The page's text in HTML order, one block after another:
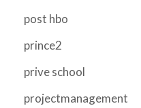
post hbo
prince2
prive school
projectmanagement